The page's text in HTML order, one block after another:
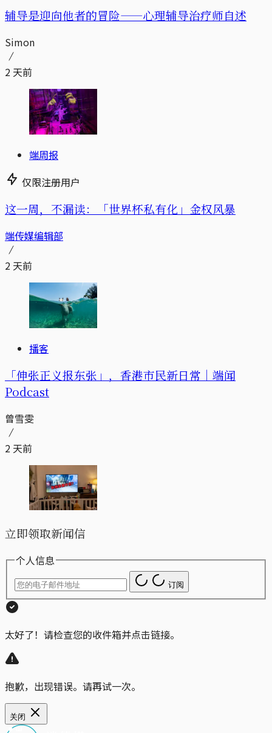
辅导是迎向他者的冒险——心理辅导治疗师自述
Simon
2 天前
端周报
仅限注册用户
这一周，不漏读：「世界杯私有化」金权风暴
端传媒编辑部
2 天前
播客
「伸张正义报东张」，香港市民新日常｜端闻
Podcast
曾雪雯
2 天前
立即领取新闻信
个人信息
订阅
太好了！请检查您的收件箱并点击链接。
抱歉，出现错误。请再试一次。
关闭